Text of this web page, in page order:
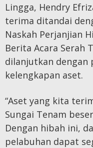
Lingga, Hendry
terima ditandai
Naskah Perjanjian
Berita Acara Serah
dilanjutkan dengan
kelengkapan aset.
“Aset yang kita
Sungai Tenam
Dengan hibah ini,
pelabuhan dapat